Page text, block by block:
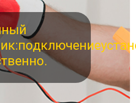
подключение